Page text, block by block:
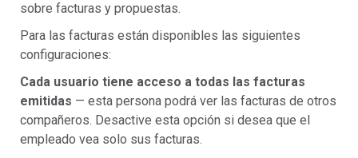
sobre facturas y propuestas.
Para las facturas están disponibles las siguientes
configuraciones:
Cada usuario tiene acceso a todas las facturas
emitidas — esta persona podrá ver las facturas de otros
compañeros. Desactive esta opción si desea que el
empleado vea solo sus facturas.